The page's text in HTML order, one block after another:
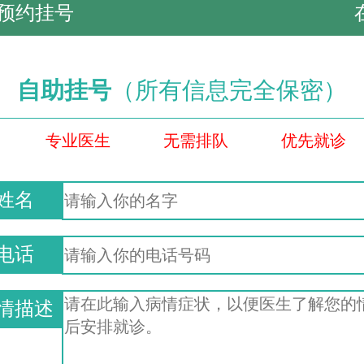
约挂号
自助挂号 （所有信息完全保密）
专业医生 无需排队 优先就诊
名
话
描述